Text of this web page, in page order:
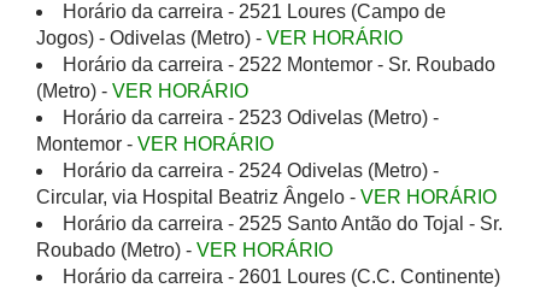
Horário da carreira - 2521 Loures (Campo de
Jogos) - Odivelas (Metro) - VER HORÁRIO
Horário da carreira - 2522 Montemor - Sr. Roubado
(Metro) - VER HORÁRIO
Horário da carreira - 2523 Odivelas (Metro) -
Montemor - VER HORÁRIO
Horário da carreira - 2524 Odivelas (Metro) -
Circular, via Hospital Beatriz Ângelo - VER HORÁRIO
Horário da carreira - 2525 Santo Antão do Tojal - Sr.
Roubado (Metro) - VER HORÁRIO
Horário da carreira - 2601 Loures (C.C. Continente)